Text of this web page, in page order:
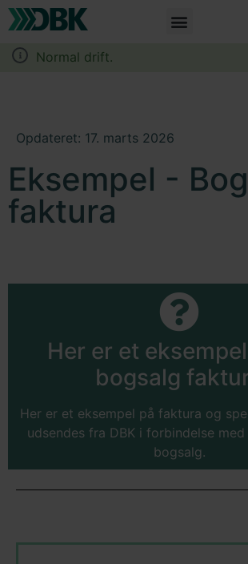
Normal drift.
Opdateret: 17. marts 2026
Eksempel -
faktura
Her er et
bogsalg
Her er et eksempel på faktura og
udsendes fra DBK i forbindelse
bogsalg.